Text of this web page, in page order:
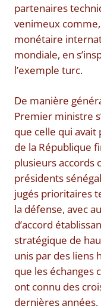
partenaires
venimeux
monétaire
mondiale, en
l’exemple turc.
De manière
Premier ministre
que celle qui
de la République
plusieurs accords
présidents
jugés prioritaires
la défense, avec
d’accord
stratégique de
unis par des liens
que les échanges
ont connu des
dernières